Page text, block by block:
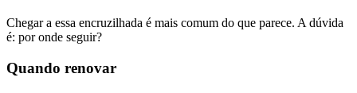
Chegar a essa encruzilhada é mais comum do que parece. A dúvida
é: por onde seguir?
Quando renovar